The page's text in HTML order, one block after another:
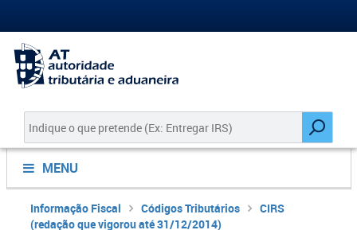
MENU
Informação Fiscal Códigos Tributários
CIRS
(redação que vigorou até 31/12/2014)